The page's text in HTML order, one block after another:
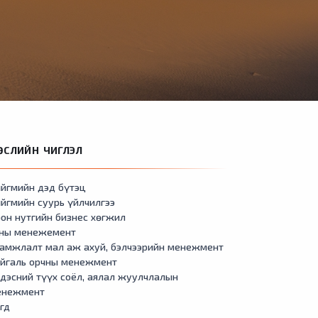
ЧИГЛЭЛ
дэд бүтэц
суурь үйлчилгээ
нутгийн бизнес хөгжил
менежемент
мал аж ахуй, бэлчээрийн менежмент
орчны менежмент
түүх соёл, аялал жуулчлалын